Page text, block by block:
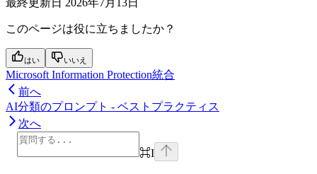
このページは役に立ちましたか？
はい いいえ
Microsoft Information Protection統合
前へ
AI分類のプロンプト - ベストプラクティス
次へ
⌘I